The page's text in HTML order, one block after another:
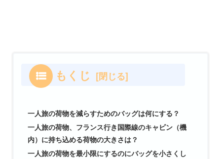
もくじ
一人旅の荷物を減らすためのバッグは何にする？
一人旅の荷物、フランス行き国際線のキャビン（機
内）に持ち込める荷物の大きさは？
一人旅の荷物を最小限にするのにバッグを小さくし